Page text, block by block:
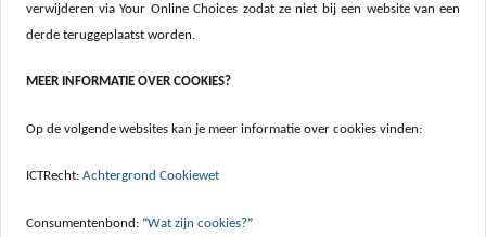
verwijderen via Your Online Choices zodat ze niet bij een website van een
derde teruggeplaatst worden.
MEER INFORMATIE OVER COOKIES?
Op de volgende websites kan je meer informatie over cookies vinden:
ICTRecht: Achtergrond Cookiewet
Consumentenbond: “Wat zijn cookies?”